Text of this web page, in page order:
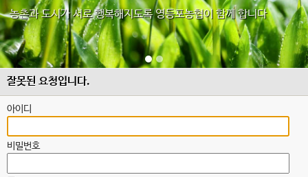
농촌과 도시가 서로 행복해지도록 영등포농협이 함께 합니다
잘못된 요청입니다.
아이디
비밀번호